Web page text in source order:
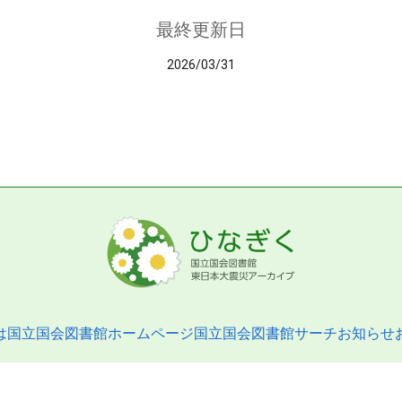
最終更新日
2026/03/31
国立国会図書館ホームページ国立国会図書館サーチお知らせ